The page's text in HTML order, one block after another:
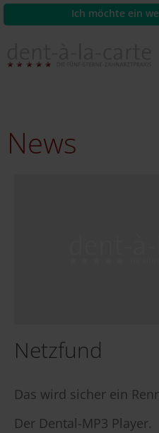
Ich möchte ein
News
Netzfund
Das wird sicher ein
Der Dental-MP3 Player.